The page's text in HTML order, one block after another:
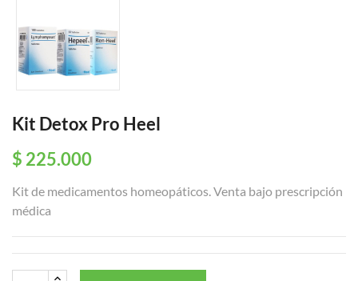
Kit Detox Pro Heel
$ 225.000
Kit de medicamentos homeopáticos. Venta bajo prescripción
médica